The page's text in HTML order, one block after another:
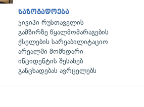
საზოგადოება
ჯივიპი რუსთაველის
გამზირზე წყალმომარაგების
ქსელების სარეაბილიტაციო
არეალში მომხდარი
ინციდენტის შესახებ
განცხადებას ავრცელებს